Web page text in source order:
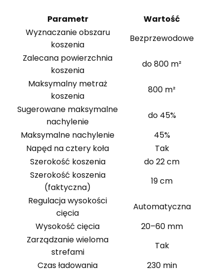
Parametr
Wartość
Wyznaczanie obszaru
koszenia
Bezprzewodowe
Zalecana powierzchnia
koszenia
do 800 m²
Maksymalny metraż
koszenia
800 m²
Sugerowane maksymalne
nachylenie
do 45%
Maksymalne nachylenie
45%
Napęd na cztery koła
Tak
Szerokość koszenia
do 22 cm
Szerokość koszenia
(faktyczna)
19 cm
Regulacja wysokości
cięcia
Automatyczna
Wysokość cięcia
20–60 mm
Zarządzanie wieloma
strefami
Tak
Czas ładowania
230 min